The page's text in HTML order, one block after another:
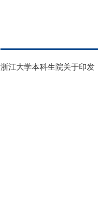
浙江大学本科生院关于印发